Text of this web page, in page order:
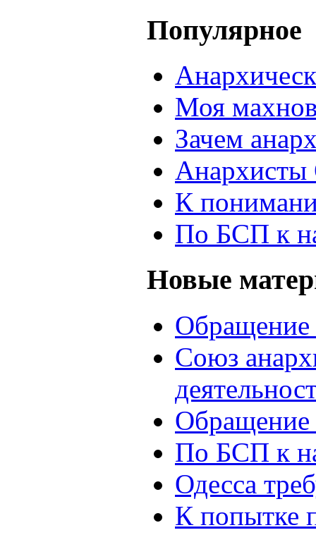
Популярное
Моя
Зачем
Анархисты
К
По БСП к
Новые
Союз
Обращение
По БСП к
Одесса
К попытке